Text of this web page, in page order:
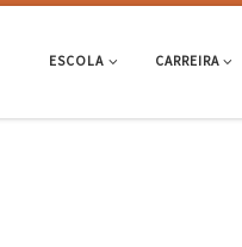
ESCOLA CARREIRA